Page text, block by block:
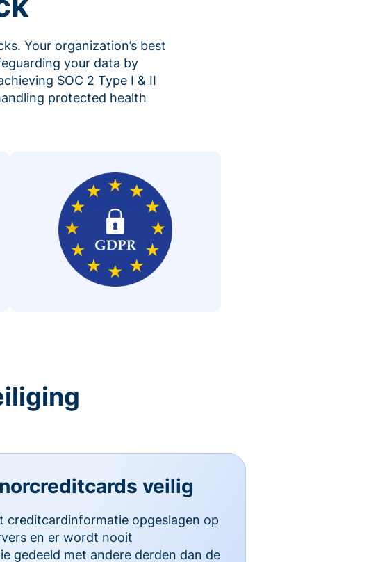
Your organization’s best
your data by
SOC 2 Type I & II
protected health
veilig
creditcardinformatie opgeslagen op
en er wordt nooit
gedeeld met andere derden dan de